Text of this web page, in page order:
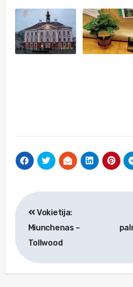
Navigacija
tarp
įrašų
Vokietija:
Miunchenas –
Tollwood